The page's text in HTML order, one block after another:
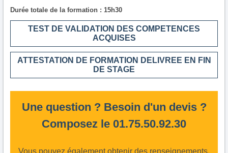
Durée totale de la formation : 15h30
TEST DE VALIDATION DES COMPETENCES
ACQUISES
ATTESTATION DE FORMATION DELIVREE EN FIN
DE STAGE
Une question ? Besoin d'un devis ?
Composez le 01.75.50.92.30
Vous pouvez également obtenir des renseignements,